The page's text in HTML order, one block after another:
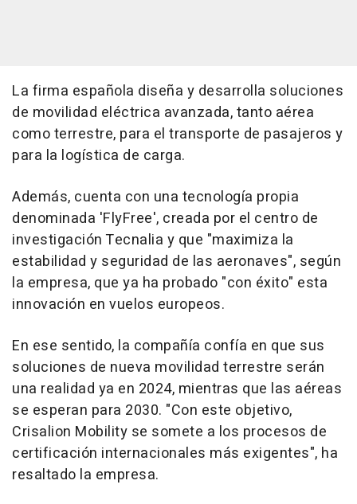
La firma española diseña y desarrolla soluciones
de movilidad eléctrica avanzada, tanto aérea
como terrestre, para el transporte de pasajeros y
para la logística de carga.
Además, cuenta con una tecnología propia
denominada 'FlyFree', creada por el centro de
investigación Tecnalia y que "maximiza la
estabilidad y seguridad de las aeronaves", según
la empresa, que ya ha probado "con éxito" esta
innovación en vuelos europeos.
En ese sentido, la compañía confía en que sus
soluciones de nueva movilidad terrestre serán
una realidad ya en 2024, mientras que las aéreas
se esperan para 2030. "Con este objetivo,
Crisalion Mobility se somete a los procesos de
certificación internacionales más exigentes", ha
resaltado la empresa.